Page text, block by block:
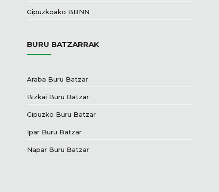
Gipuzkoako BBNN
BURU BATZARRAK
Araba Buru Batzar
Bizkai Buru Batzar
Gipuzko Buru Batzar
Ipar Buru Batzar
Napar Buru Batzar